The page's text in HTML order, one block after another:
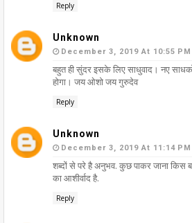
Reply
Unknown
December 3, 2019 At 10:55 PM
बहुत ही सुंदर इसके लिए साधुवाद। नए
होगा। जय ओशो जय गुरुदेव
Reply
Unknown
December 3, 2019 At 11:14 PM
शब्दों से परे है अनुभव. कुछ पाकर जाना किस
का आशीर्वाद है.
Reply